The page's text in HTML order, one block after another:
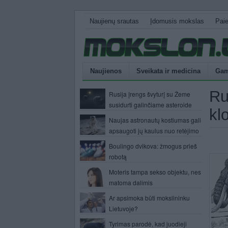
Naujienų srautas Įdomusis mokslas
Naujienos Sveikata ir medicina
Rusija įrengs švyturį su Žeme
susidurti galinčiame asteroide
Naujas astronautų kostiumas gali
apsaugoti jų kaulus nuo retėjimo
Boulingo dvikova: žmogus prieš
robotą
Moteris tampa sekso objektu, nes
matoma dalimis
Ar apsimoka būti mokslininku
Lietuvoje?
Tyrimas parodė, kad juodieji